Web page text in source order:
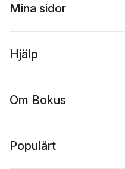
Mina sidor
Hjälp
Om Bokus
Populärt